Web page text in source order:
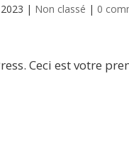
| Non classé | 0
Ceci est votre